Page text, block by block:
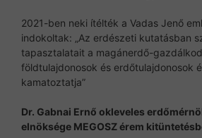
2021-ben neki ítélték a Vadas Jenő
indokoltak: „Az erdészeti kutatásban
tapasztalatait a magánerdő-
földtulajdonosok és erdőtulajdonosok
kamatoztatja”
Dr. Gabnai Ernő okleveles
elnöksége MEGOSZ érem